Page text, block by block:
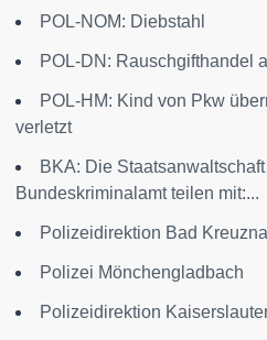
POL-NOM: Diebstahl
POL-DN: Rauschgifthandel
POL-HM: Kind von Pkw
verletzt
BKA: Die
Bundeskriminalamt teilen mit:...
Polizeidirektion Bad
Polizei Mönchengladbach
Polizeidirektion